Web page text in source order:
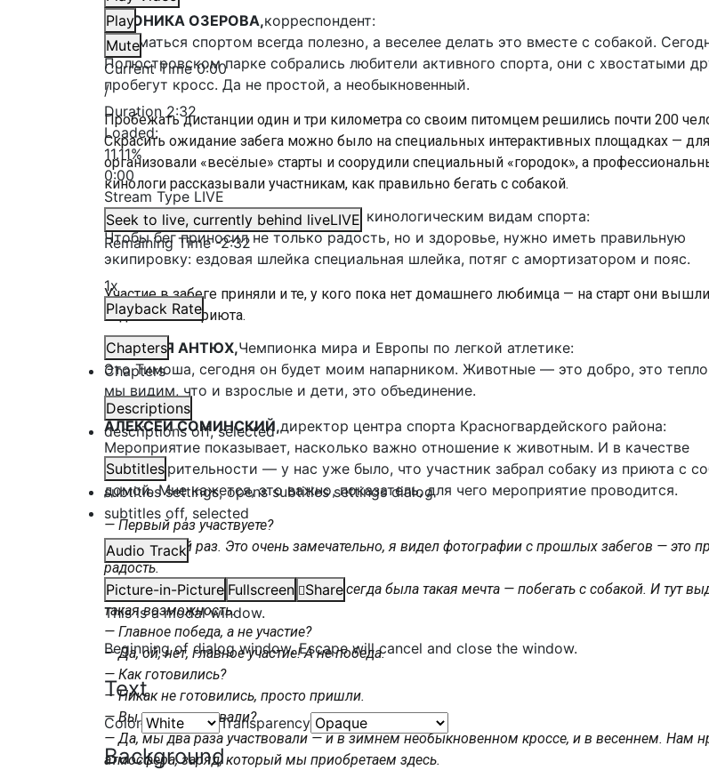
Play
Mute
Current Time0:00
/
Duration 2:32
Loaded:
11.11%
0:00
Stream Type LIVE
Seek to live, currently behind liveLIVE
Remaining Time-2:32
1x
Playback Rate
Chapters
Chapters
Descriptions
descriptions off, selected
Subtitles
subtitles settings, opens subtitles settings dialog
subtitles off, selected
Audio Track
Picture-in-Picture Fullscreen
Share
This is a modal window.
Beginning of dialog window. Escape will cancel and close the window.
Text
Color Transparency
Background
ВЕРОНИКА ОЗЕРОВА,корреспондент:
Заниматься спортом всегда полезно, а веселее делать это вместе с собакой.
Полюстровском парке собрались любители активного спорта, они с хвостатыми
пробегут кросс. Да не простой, а необыкновенный.
Пробежать дистанции один и три километра со своим питомцем решились почти 200
Скрасить ожидание забега можно было на специальных интерактивных площадках —
организовали «весёлые» старты и соорудили специальный «городок», а
кинологи рассказывали участникам, как правильно бегать с собакой.
ОЛЬГА АРХАНГЕЛЬСКАЯ,тренер по кинологическим видам спорта:
Чтобы бег приносил не только радость, но и здоровье, нужно иметь правильную
экипировку: ездовая шлейка специальная шлейка, потяг с амортизатором и пояс.
Участие в забеге приняли и те, у кого пока нет домашнего любимца — на старт они
подопечным приюта.
НАТАЛЬЯ АНТЮХ,Чемпионка мира и Европы по легкой атлетике:
Это Тимоша, сегодня он будет моим напарником. Животные — это добро, это
мы видим, что и взрослые и дети, это объединение.
АЛЕКСЕЙ СОМИНСКИЙ,директор центра спорта Красногвардейского района:
Мероприятие показывает, насколько важно отношение к животным. И в качестве
благотворительности — у нас уже было, что участник забрал собаку из приюта с
домой. Мне кажется, это важно, показатель, для чего мероприятие проводится.
— Первый раз участвуете?
— Да, первый раз. Это очень замечательно, я видел фотографии с прошлых забегов — это
радость.
— Игорь бывший легкоатлет, у него всегда была такая мечта — побегать с собакой. И тут
такая возможность.
— Главное победа, а не участие?
— Да, ой, нет, главное участие! А не победа.
— Как готовились?
— Никак не готовились, просто пришли.
— Вы уже участвовали?
— Да, мы два раза участвовали — и в зимнем необыкновенном кроссе, и в весеннем. Нам
атмосфера, заряд, который мы приобретаем здесь.